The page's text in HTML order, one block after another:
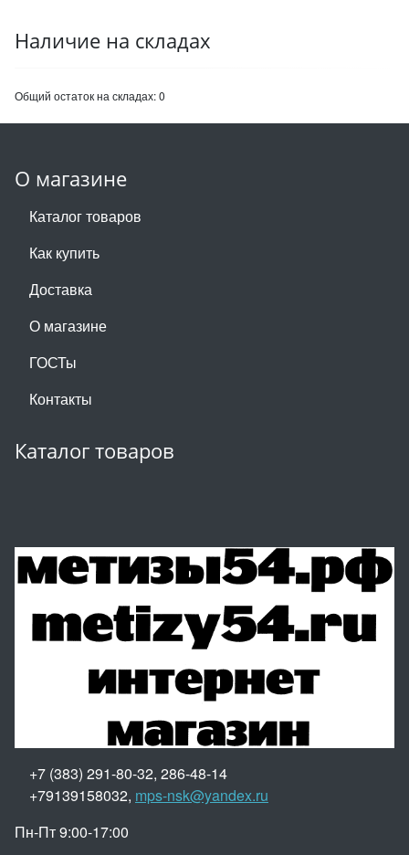
Наличие на складах
Общий остаток на складах:0
О магазине
Каталог товаров
Как купить
Доставка
О магазине
ГОСТы
Контакты
Каталог товаров
+7 (383) 291-80-32, 286-48-14
+79139158032, mps-nsk@yandex.ru
Пн-Пт 9:00-17:00